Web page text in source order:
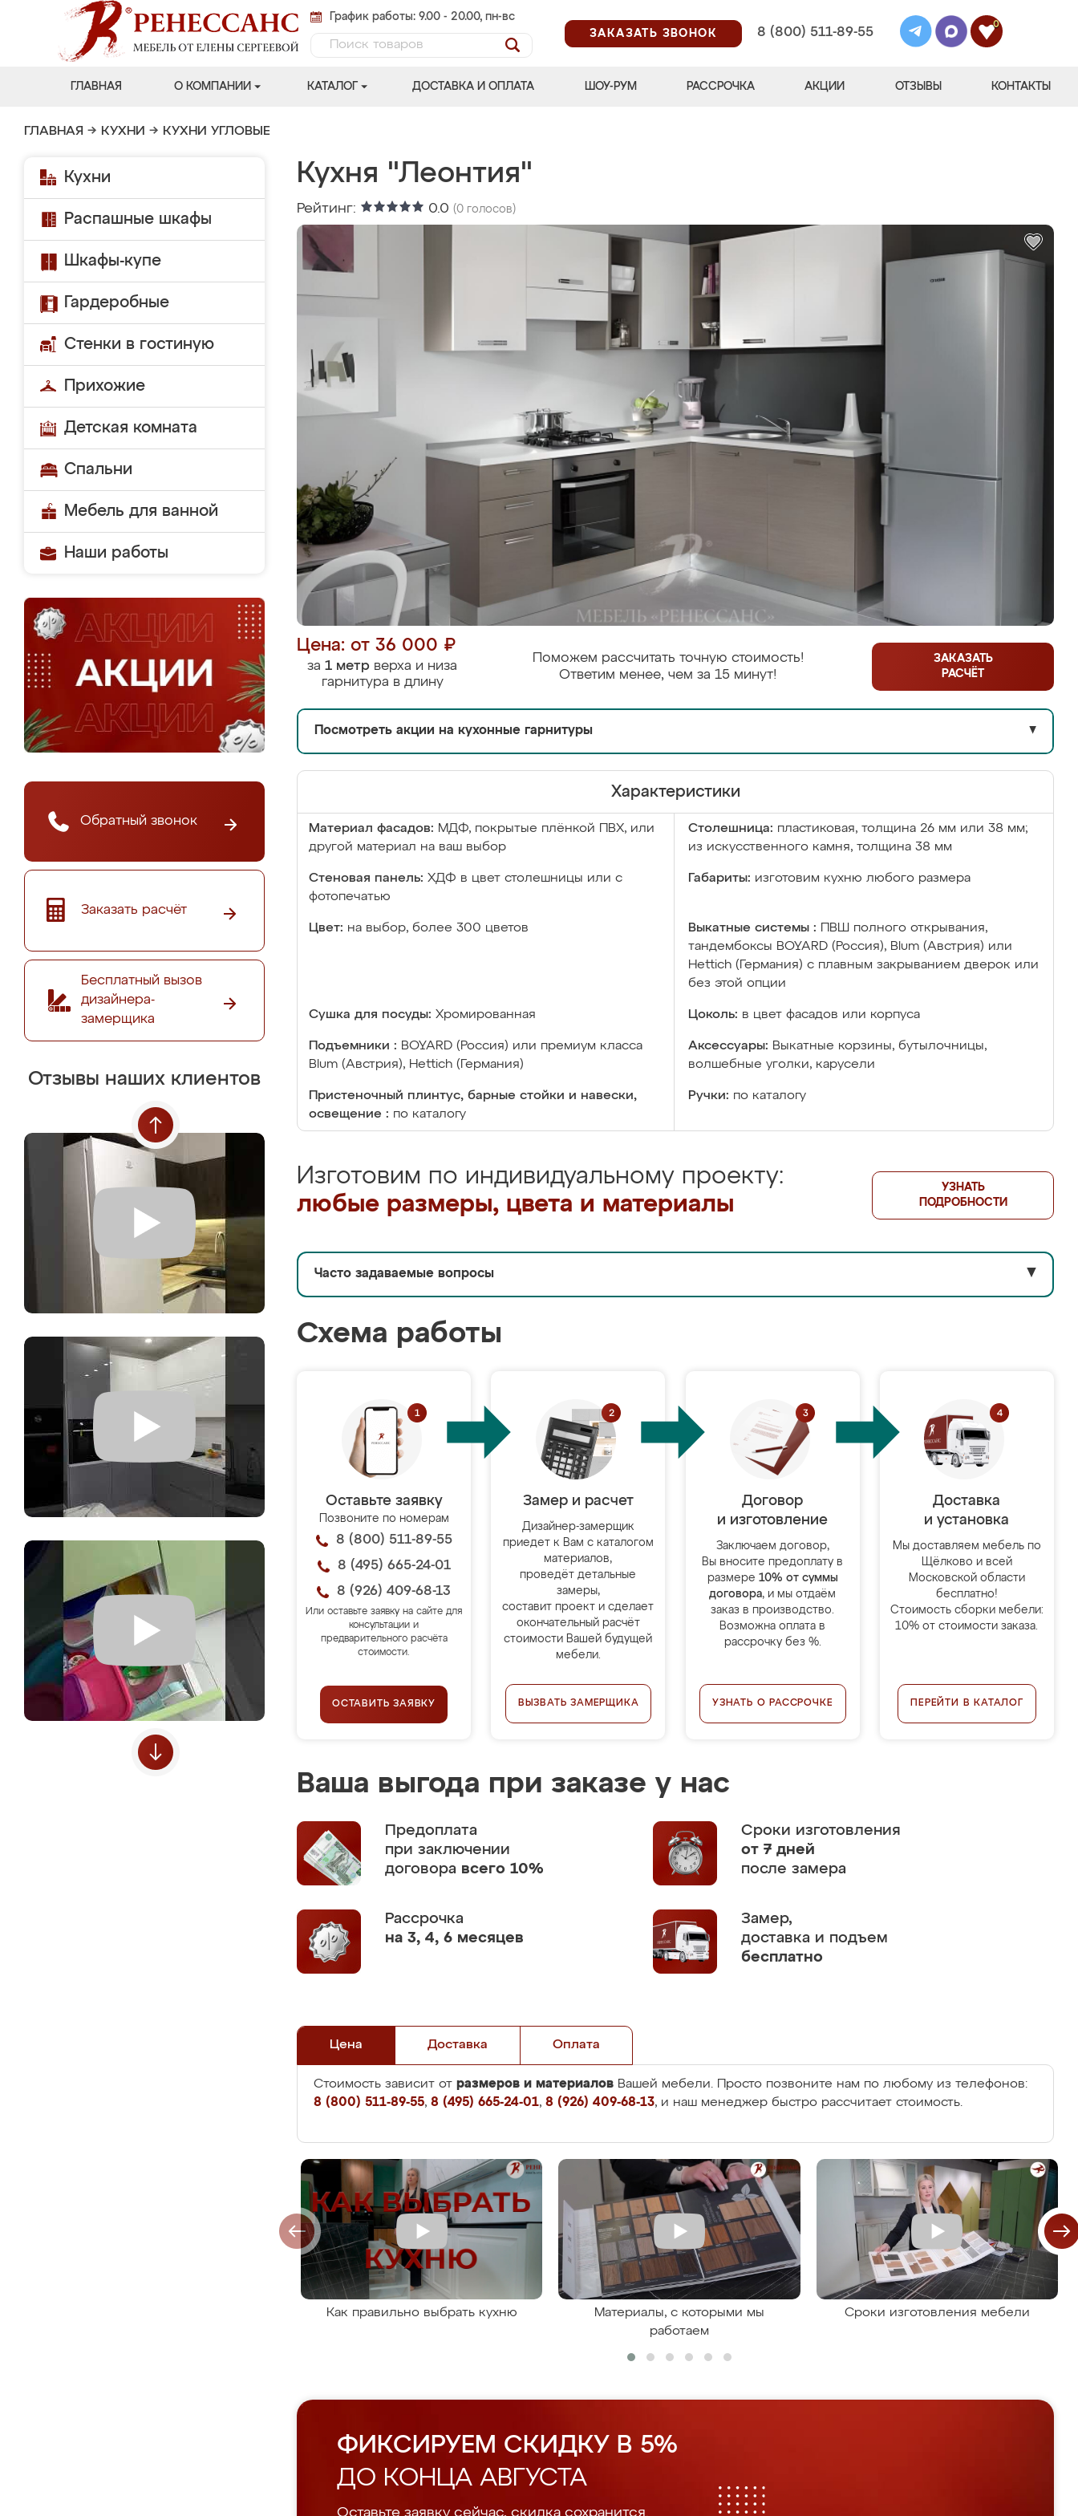
График работы: 9.00 - 20.00, пн-вс
ЗАКАЗАТЬ ЗВОНОК
8 (800) 511-89-55
0
ГЛАВНАЯ О КОМПАНИИ КАТАЛОГ ДОСТАВКА И ОПЛАТА ШОУ-РУМ РАССРОЧКА АКЦИИ ОТЗЫВЫ КОНТАКТЫ
ГЛАВНАЯ → КУХНИ → КУХНИ УГЛОВЫЕ
Кухни
Распашные шкафы
Шкафы-купе
Гардеробные
Стенки в гостиную
Прихожие
Детская комната
Спальни
Мебель для ванной
Наши работы
Обратный звонок
Заказать расчёт
Бесплатный вызов
дизайнера-
замерщика
Отзывы наших клиентов
Кухня "Леонтия"
Рейтинг: 0.0 (0 голосов)
Цена: от 36 000 ₽
за 1 метр верха и низа
гарнитура в длину
Поможем рассчитать точную стоимость!
Ответим менее, чем за 15 минут!
ЗАКАЗАТЬ
РАСЧЁТ
Посмотреть акции на кухонные гарнитуры ▼
Характеристики
Материал фасадов: МДФ, покрытые плёнкой ПВХ, или
другой материал на ваш выбор
Столешница: пластиковая, толщина 26 мм или 38 мм;
из искусственного камня, толщина 38 мм
Стеновая панель: ХДФ в цвет столешницы или с
фотопечатью
Габариты: изготовим кухню любого размера
Цвет: на выбор, более 300 цветов Выкатные системы :
ПВШ полного открывания,
тандембоксы BOYARD (Россия), Blum (Австрия) или
Hettich (Германия) с плавным закрыванием дверок или
без этой опции
Сушка для посуды: Хромированная Цоколь: в цвет фасадов или корпуса
Подъемники : BOYARD (Россия) или премиум класса
Blum (Австрия), Hettich (Германия)
Аксессуары: Выкатные корзины, бутылочницы,
волшебные уголки, карусели
Пристеночный плинтус, барные стойки и навески,
освещение : по каталогу
Ручки: по каталогу
Изготовим по индивидуальному проекту:
любые размеры, цвета и материалы
УЗНАТЬ
ПОДРОБНОСТИ
Часто задаваемые вопросы ▼
Схема работы
Оставьте заявку
Позвоните по номерам
8 (800) 511-89-55
8 (495) 665-24-01
8 (926) 409-68-13
Или оставьте заявку на сайте для
консультации и
предварительного расчёта
стоимости.
ОСТАВИТЬ ЗАЯВКУ
Замер и расчет
Дизайнер-замерщик
приедет к Вам с каталогом
материалов,
проведёт детальные
замеры,
составит проект и сделает
окончательный расчёт
стоимости Вашей будущей
мебели.
ВЫЗВАТЬ ЗАМЕРЩИКА
Договор
и изготовление
Заключаем договор,
Вы вносите предоплату в
размере 10% от суммы
договора, и мы отдаём
заказ в производство.
Возможна оплата в
рассрочку без %.
УЗНАТЬ О РАССРОЧКЕ
Доставка
и установка
Мы доставляем мебель по
Щёлково и всей
Московской области
бесплатно!
Стоимость сборки мебели:
10% от стоимости заказа.
ПЕРЕЙТИ В КАТАЛОГ
Ваша выгода при заказе у нас
Предоплата
при заключении
договора всего 10%
Сроки изготовления
от 7 дней
после замера
Рассрочка
на 3, 4, 6 месяцев
Замер,
доставка и подъем
бесплатно
Цена Доставка Оплата
Стоимость зависит от размеров и материалов Вашей мебели. Просто позвоните нам по любому из телефонов:
8 (800) 511-89-55, 8 (495) 665-24-01, 8 (926) 409-68-13, и наш менеджер быстро рассчитает стоимость.
Как правильно выбрать кухню
Материалы, с которыми мы
работаем
Сроки изготовления мебели
ФИКСИРУЕМ СКИДКУ В 5%
ДО КОНЦА АВГУСТА
Оставьте заявку сейчас, скидка сохранится.